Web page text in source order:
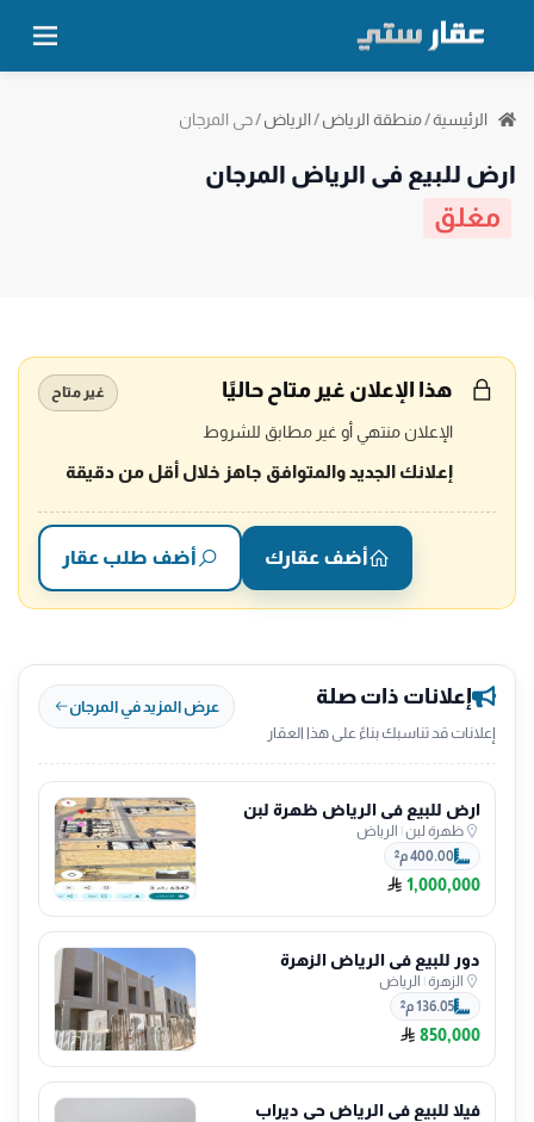
الرئيسية/منطقة الرياض/الرياض/حي المرجان
ارض للبيع في الرياض المرجان
مغلق
هذا الإعلان غير متاح حاليًا غير متاح
الإعلان منتهي أو غير مطابق للشروط
إعلانك الجديد والمتوافق جاهز خلال أقل من دقيقة
أضف عقارك أضف طلب عقار
إعلانات ذات صلة
إعلانات قد تناسبك بناءً على هذا العقار
عرض المزيد في المرجان
ارض للبيع في الرياض ظهرة لبن
ظهرة لبن| الرياض
400.00 م²
1,000,000
دور للبيع في الرياض الزهرة
الزهرة| الرياض
136.05 م²
850,000
فيلا للبيع في الرياض حي ديراب